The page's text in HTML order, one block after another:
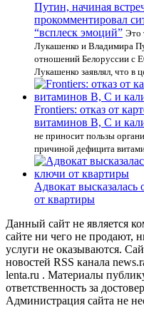
Путин, начиная
прокомментировал
“всплеск эмоций” Это
Лукашенко и Владимира
отношений Белоруссии с
Лукашенко заявлял, что в
Frontiers: отказ от
витаминов В, С и
не приносит пользы
причиной дефицита
Адвокат высказалась
от квартиры
Данный сайт не является
сайте ни чего не продают,
услуги не оказываются.
новостей RSS канала
lenta.ru . Материалы
ответственность за
Администрация сайта не